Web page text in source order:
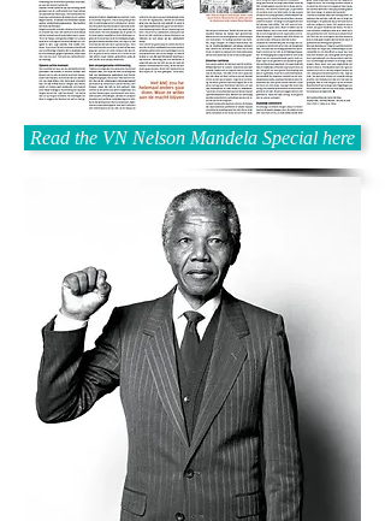
Read the VN Nelson Mandela Special here